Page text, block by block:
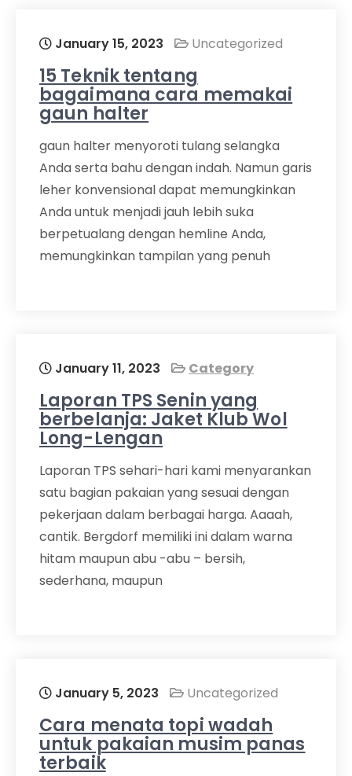
January 15, 2023 Uncategorized
15 Teknik tentang
bagaimana cara memakai
gaun halter
gaun halter menyoroti tulang selangka
Anda serta bahu dengan indah. Namun garis
leher konvensional dapat memungkinkan
Anda untuk menjadi jauh lebih suka
berpetualang dengan hemline Anda,
memungkinkan tampilan yang penuh
January 11, 2023 Category
Laporan TPS Senin yang
berbelanja: Jaket Klub Wol
Long-Lengan
Laporan TPS sehari-hari kami menyarankan
satu bagian pakaian yang sesuai dengan
pekerjaan dalam berbagai harga. Aaaah,
cantik. Bergdorf memiliki ini dalam warna
hitam maupun abu -abu – bersih,
sederhana, maupun
January 5, 2023 Uncategorized
Cara menata topi wadah
untuk pakaian musim panas
terbaik